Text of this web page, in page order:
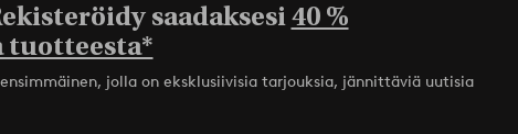
saadaksesi40 %
tuotteesta*
jolla on eksklusiivisia tarjouksia, jännittäviä uutisia